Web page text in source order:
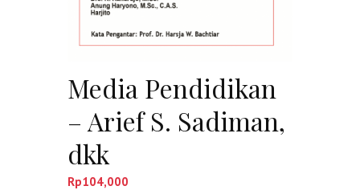
Media Pendidikan
– Arief S. Sadiman,
dkk
Rp104,000